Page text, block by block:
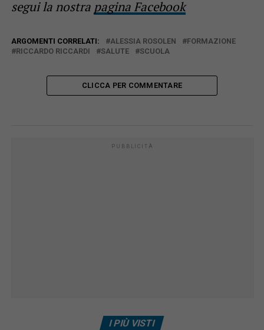
segui la nostra pagina Facebook
ARGOMENTI CORRELATI: ALESSIA ROSOLEN
FORMAZIONE
RICCARDO RICCARDI
SALUTE SCUOLA
CLICCA PER COMMENTARE
PUBBLICITÀ
I PIÙ VISTI